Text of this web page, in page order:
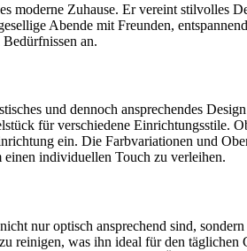
moderne Zuhause. Er vereint stilvolles
Abende mit Freunden,
an.
und dennoch ansprechendes
für verschiedene Einrichtungsstile.
ein. Die Farbvariationen und
einen individuellen Touch zu verleihen.
nur optisch ansprechend sind,
reinigen, was ihn ideal für den